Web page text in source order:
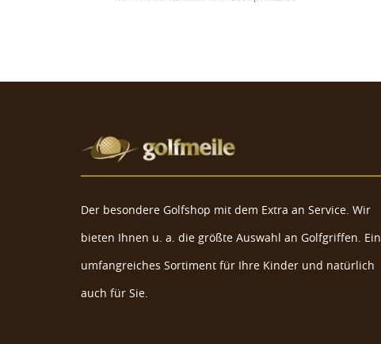
Der besondere Golfshop mit dem Extra an Service. Wir
bieten Ihnen u. a. die größte Auswahl an Golfgriffen. Ein
umfangreiches Sortiment für Ihre Kinder und natürlich
auch für Sie.